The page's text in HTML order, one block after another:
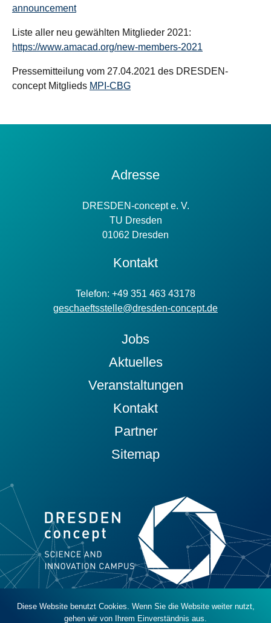
announcement
Liste aller neu gewählten Mitglieder 2021:
https://www.amacad.org/new-members-2021
Pressemitteilung vom 27.04.2021 des DRESDEN-
concept Mitglieds MPI-CBG
Adresse
DRESDEN-concept e. V.
TU Dresden
01062 Dresden
Kontakt
Telefon: +49 351 463 43178
geschaeftsstelle@dresden-concept.de
Jobs
Aktuelles
Veranstaltungen
Kontakt
Partner
Sitemap
Diese Website benutzt Cookies. Wenn Sie die Website weiter nutzt,
gehen wir von Ihrem Einverständnis aus.